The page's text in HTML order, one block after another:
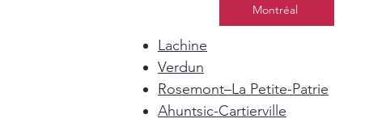
Montréal
Lachine
Verdun
Rosemont–La Petite-Patrie
Ahuntsic-Cartierville